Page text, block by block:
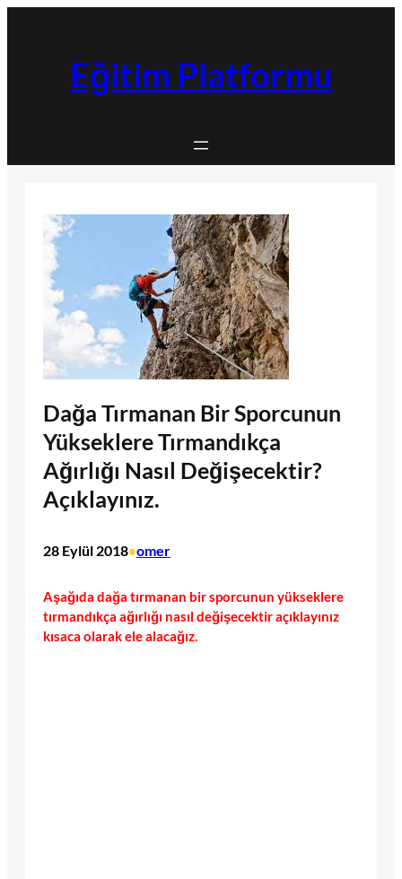
Eğitim Platformu
Dağa Tırmanan Bir Sporcunun
Yükseklere Tırmandıkça
Ağırlığı Nasıl Değişecektir?
Açıklayınız.
28 Eylül 2018•omer
Aşağıda dağa tırmanan bir sporcunun yükseklere
tırmandıkça ağırlığı nasıl değişecektir açıklayınız
kısaca olarak ele alacağız.